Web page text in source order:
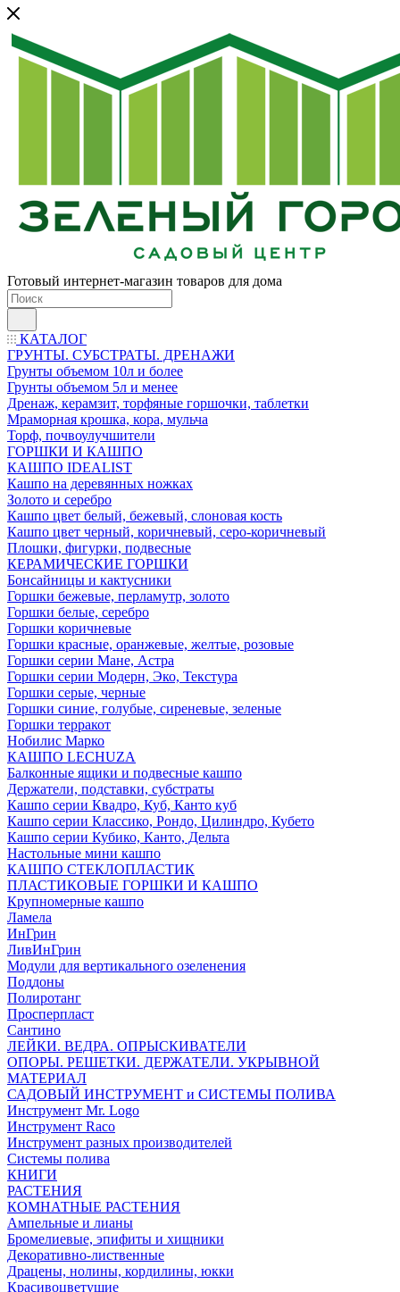
Готовый интернет-магазин товаров для дома
КАТАЛОГ
ГРУНТЫ. СУБСТРАТЫ. ДРЕНАЖИ
Грунты объемом 10л и более
Грунты объемом 5л и менее
Дренаж, керамзит, торфяные горшочки, таблетки
Мраморная крошка, кора, мульча
Торф, почвоулучшители
ГОРШКИ И КАШПО
КАШПО IDEALIST
Кашпо на деревянных ножках
Золото и серебро
Кашпо цвет белый, бежевый, слоновая кость
Кашпо цвет черный, коричневый, серо-коричневый
Плошки, фигурки, подвесные
КЕРАМИЧЕСКИЕ ГОРШКИ
Бонсайницы и кактусники
Горшки бежевые, перламутр, золото
Горшки белые, серебро
Горшки коричневые
Горшки красные, оранжевые, желтые, розовые
Горшки серии Мане, Астра
Горшки серии Модерн, Эко, Текстура
Горшки серые, черные
Горшки синие, голубые, сиреневые, зеленые
Горшки терракот
Нобилис Марко
КАШПО LECHUZA
Балконные ящики и подвесные кашпо
Держатели, подставки, субстраты
Кашпо серии Квадро, Куб, Канто куб
Кашпо серии Классико, Рондо, Цилиндро, Кубето
Кашпо серии Кубико, Канто, Дельта
Настольные мини кашпо
КАШПО СТЕКЛОПЛАСТИК
ПЛАСТИКОВЫЕ ГОРШКИ И КАШПО
Крупномерные кашпо
Ламела
ИнГрин
ЛивИнГрин
Модули для вертикального озеленения
Поддоны
Полиротанг
Просперпласт
Сантино
ЛЕЙКИ. ВЕДРА. ОПРЫСКИВАТЕЛИ
ОПОРЫ. РЕШЕТКИ. ДЕРЖАТЕЛИ. УКРЫВНОЙ
МАТЕРИАЛ
САДОВЫЙ ИНСТРУМЕНТ и СИСТЕМЫ ПОЛИВА
Инструмент Mr. Logo
Инструмент Raco
Инструмент разных производителей
Системы полива
КНИГИ
РАСТЕНИЯ
КОМНАТНЫЕ РАСТЕНИЯ
Ампельные и лианы
Бромелиевые, эпифиты и хищники
Декоративно-лиственные
Драцены, нолины, кордилины, юкки
Красивоцветущие